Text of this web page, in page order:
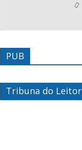
PUB
Tribuna do Leitor